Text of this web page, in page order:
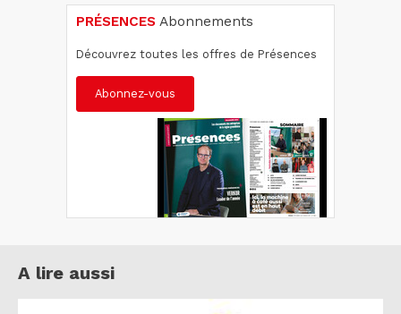
PRÉSENCES Abonnements
Découvrez toutes les offres de Présences
Abonnez-vous
A lire aussi